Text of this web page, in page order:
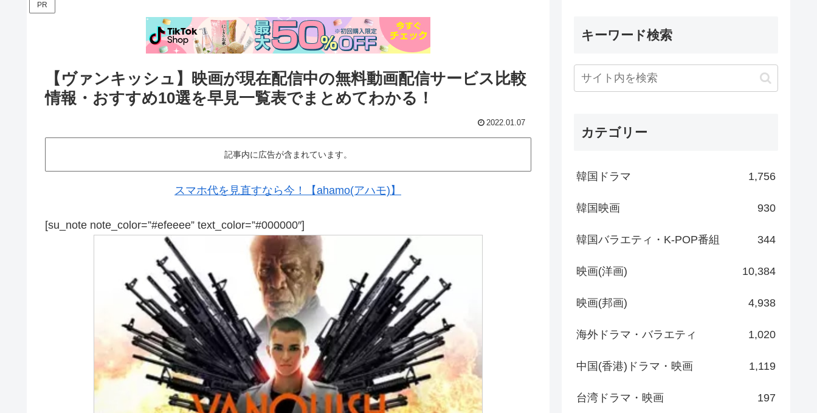
PR
【ヴァンキッシュ】映画が現在配信中の無料動画配信サービス比較
情報・おすすめ10選を早見一覧表でまとめてわかる！
2022.01.07
記事内に広告が含まれています。
スマホ代を見直すなら今！【ahamo(アハモ)】
[su_note note_color=”#efeeee” text_color=”#000000″]
キーワード検索
カテゴリー
韓国ドラマ 1,756
韓国映画 930
韓国バラエティ・K-POP番組 344
映画(洋画) 10,384
映画(邦画) 4,938
海外ドラマ・バラエティ 1,020
中国(香港)ドラマ・映画 1,119
台湾ドラマ・映画 197